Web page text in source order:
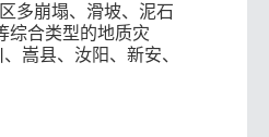
多崩塌、滑坡、泥石
综合类型的地质灾
嵩县、汝阳、新安、